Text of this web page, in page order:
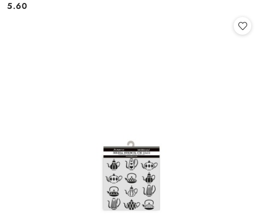
Cena:
5.60